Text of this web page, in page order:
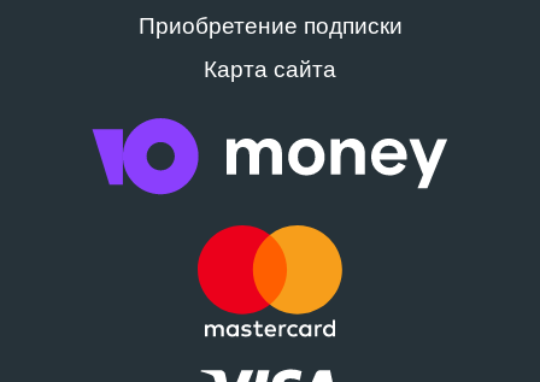
Приобретение подписки
Карта сайта